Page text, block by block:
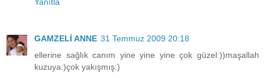
Yanıtla
GAMZELİ ANNE 31 Temmuz 2009 20:18
ellerine sağlık canım yine yine yine çok güzel:))maşallah
kuzuya:)çok yakışmış:)